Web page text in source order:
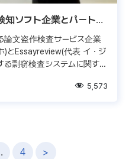
ソフト企業とパートナ
論文盗作検査サービス企業
)とEssayreview(代表 イ・ジ
る剽窃検査システムに関する
5,573
4 >